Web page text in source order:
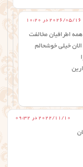
2026/05/16 در 10:20
اطرافیان مخالفت
خیلی خوشحالم
2022/11/10 در 09:32